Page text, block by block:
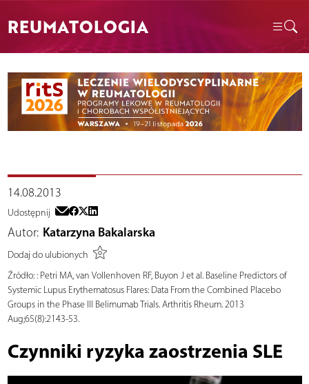
REUMATOLOGIA
14.08.2013
Udostępnij
Autor: Katarzyna Bakalarska
Dodaj do ulubionych
Źródło:: Petri MA, van Vollenhoven RF, Buyon J et al. Baseline Predictors of
Systemic Lupus Erythematosus Flares: Data From the Combined Placebo
Groups in the Phase III Belimumab Trials. Arthritis Rheum. 2013
Aug;65(8):2143-53.
Czynniki ryzyka zaostrzenia SLE